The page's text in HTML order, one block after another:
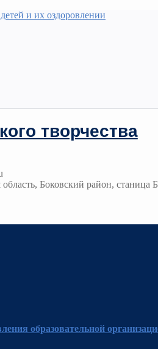
и их оздоровлении
творчества
Боковский район, станица
образовательной